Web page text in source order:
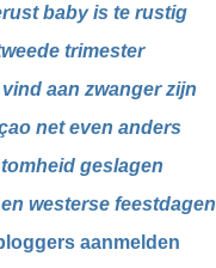
baby is te rustig
trimester
aan zwanger zijn
net even anders
geslagen
westerse feestdagen
aanmelden